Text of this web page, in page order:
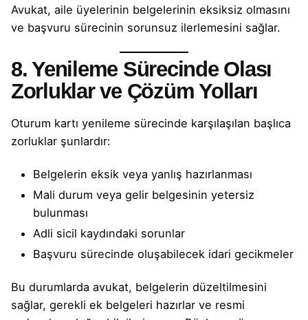
Avukat, aile üyelerinin belgelerinin eksiksiz olmasını
ve başvuru sürecinin sorunsuz ilerlemesini sağlar.
8. Yenileme Sürecinde Olası
Zorluklar ve Çözüm Yolları
Oturum kartı yenileme sürecinde karşılaşılan başlıca
zorluklar şunlardır:
Belgelerin eksik veya yanlış hazırlanması
Mali durum veya gelir belgesinin yetersiz
bulunması
Adli sicil kaydındaki sorunlar
Başvuru sürecinde oluşabilecek idari gecikmeler
Bu durumlarda avukat, belgelerin düzeltilmesini
sağlar, gerekli ek belgeleri hazırlar ve resmi